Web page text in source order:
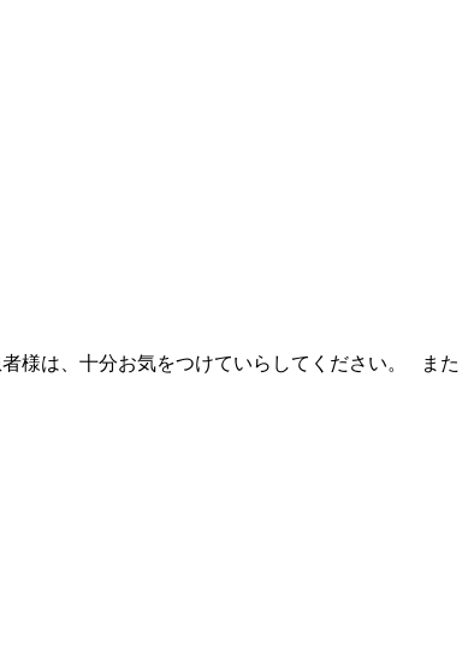
様は、十分お気をつけていらしてください。 また